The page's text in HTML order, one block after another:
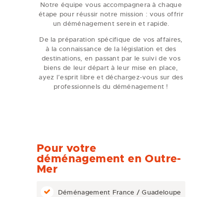
Notre équipe vous accompagnera à chaque
étape pour réussir notre mission : vous offrir
un déménagement serein et rapide.
De la préparation spécifique de vos affaires,
à la connaissance de la législation et des
destinations, en passant par le suivi de vos
biens de leur départ à leur mise en place,
ayez l’esprit libre et déchargez-vous sur des
professionnels du déménagement !
Pour votre
déménagement en Outre-
Mer
Déménagement France / Guadeloupe